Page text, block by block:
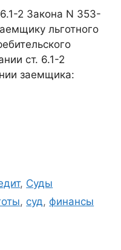
2 Закона N 353-
льготного
ст. 6.1-2
заемщика:
, Суды
, суд, финансы